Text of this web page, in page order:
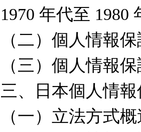
1970 年代至 1980
（二）個人情報
（三）個人情報
三、日本個人情
（一）立法方式